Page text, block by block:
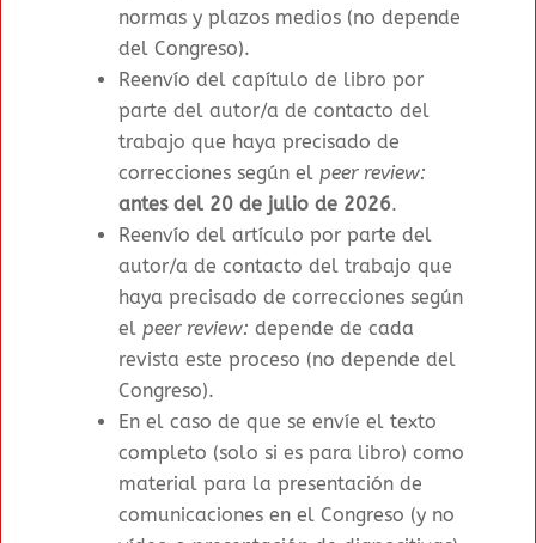
normas y plazos medios (no depende
del Congreso).
Reenvío del capítulo de libro por
parte del autor/a de contacto del
trabajo que haya precisado de
correcciones según elpeer review:
antes del 20 de julio de 2026.
Reenvío del artículo por parte del
autor/a de contacto del trabajo que
haya precisado de correcciones según
elpeer review:depende de cada
revista este proceso (no depende del
Congreso).
En el caso de que se envíe el texto
completo (solo si es para libro) como
material para la presentación de
comunicaciones en el Congreso (y no